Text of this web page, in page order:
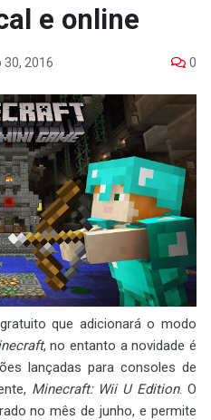
e online
30, 2016 0
que adicionará o modo
, no entanto a novidade é
lançadas para consoles de
Minecraft: Wii U Edition. O
no mês de junho, e permite